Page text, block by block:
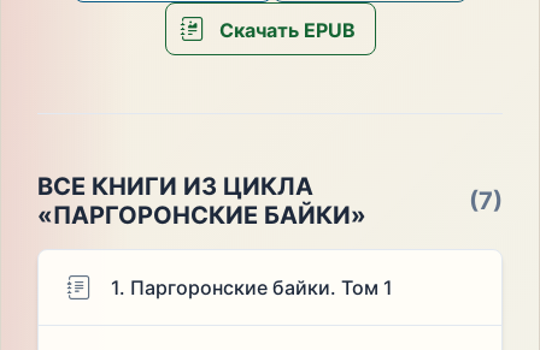
Скачать EPUB
ВСЕ КНИГИ ИЗ ЦИКЛА
«ПАРГОРОНСКИЕ БАЙКИ»
(7)
1. Паргоронские байки. Том 1